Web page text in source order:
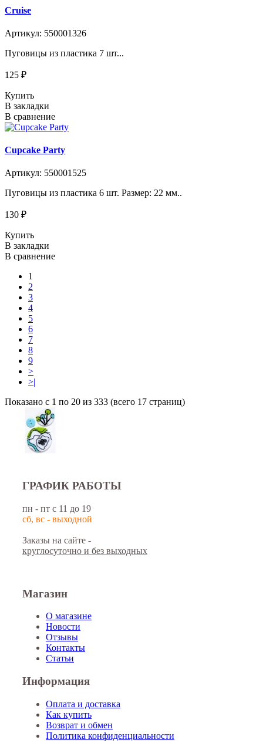
Cruise
Артикул: 550001326
Пуговицы из пластика 7 шт...
125 ₽
Купить
В закладки
В сравнение
Cupcake Party
Артикул: 550001525
Пуговицы из пластика 6 шт. Размер: 22 мм..
130 ₽
Купить
В закладки
В сравнение
1
2
3
4
5
6
7
8
9
>
>|
Показано с 1 по 20 из 333 (всего 17 страниц)
ГРАФИК РАБОТЫ
пн - пт с 11 до 19
сб, вс - выходной
Заказы на сайте -
круглосуточно и без выходных
Магазин
О магазине
Новости
Отзывы
Контакты
Статьи
Информация
Оплата и доставка
Как купить
Возврат и обмен
Политика конфиденциальности